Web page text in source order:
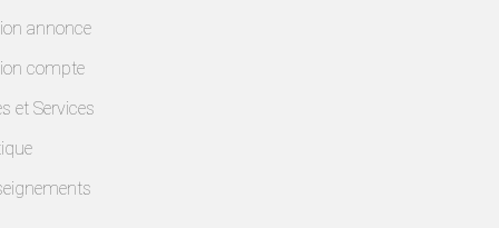
annonce
compte
et Services